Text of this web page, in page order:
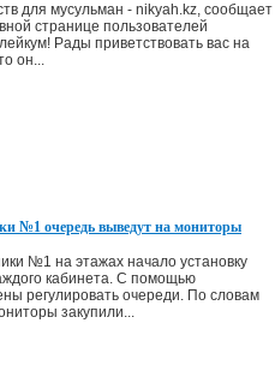
для мусульман - nikyah.kz, сообщает
странице пользователей
Рады приветствовать вас на
он...
№1 очередь выведут на мониторы
№1 на этажах начало установку
кабинета. С помощью
регулировать очереди. По словам
закупили...